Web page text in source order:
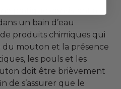
pratique consistant à
un bain d’eau
produits chimiques qui
du mouton et la présence
les pouls et les
doit être brièvement
de s’assurer que le